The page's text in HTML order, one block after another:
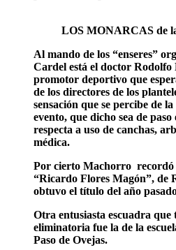
LOS MONARCAS de
Al mando de los “enseres”
Cardel está el doctor
promotor deportivo que
de los directores de los
sensación que se percibe de
evento, que dicho sea de
respecta a uso de canchas,
médica.
Por cierto Machorro recordó
“Ricardo Flores Magón”, de
obtuvo el título del año
Otra entusiasta escuadra que
eliminatoria fue la de la
Paso de Ovejas.